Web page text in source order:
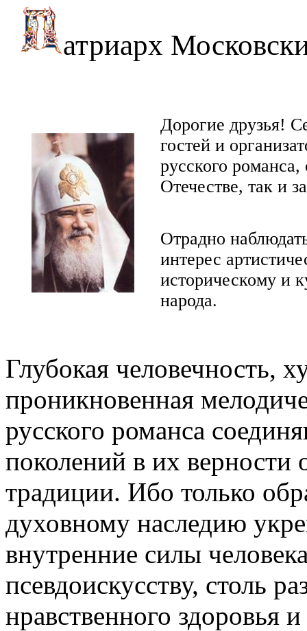
атриарх
Дорогие друзья!
гостей и
русского
Отечестве, так и
Отрадно
интерес
историческому и
народа.
Глубокая человечность,
проникновенная
русского романса
поколений в их верности
традиции. Ибо только
духовному наследию
внутренние силы
псевдоискусству, столь
нравственного здоровья